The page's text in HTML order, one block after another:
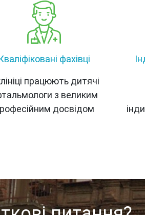
фахівці
працюють дитячі
з великим
досвідом